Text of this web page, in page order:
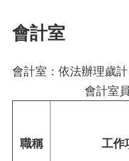
告
關
會計室
會計室：依法辦理歲計
職稱 工作
會計室